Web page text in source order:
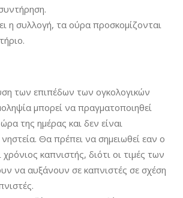
η συλλογή, τα ούρα προσκομίζονται
των επιπέδων των ογκολογικών
μπορεί να πραγματοποιηθεί
της ημέρας και δεν είναι
Θα πρέπει να σημειωθεί εαν ο
χρόνιος καπνιστής, διότι οι τιμές των
να αυξάνουν σε καπνιστές σε σχέση